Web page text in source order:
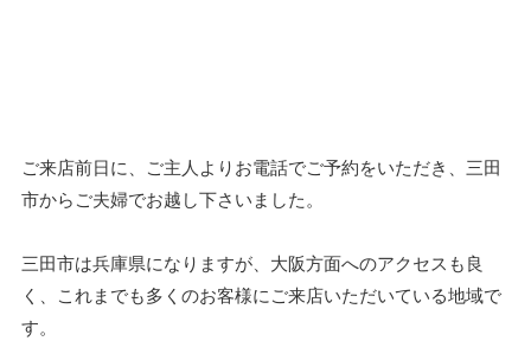
ご来店前日に、ご主人よりお電話でご予約をいただき、三田
市からご夫婦でお越し下さいました。
三田市は兵庫県になりますが、大阪方面へのアクセスも良
く、これまでも多くのお客様にご来店いただいている地域で
す。